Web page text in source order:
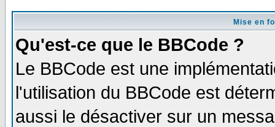
Mise en
Qu'est-ce que le BBCode ?
Le BBCode est une
l'utilisation du BBCode est
aussi le désactiver sur un